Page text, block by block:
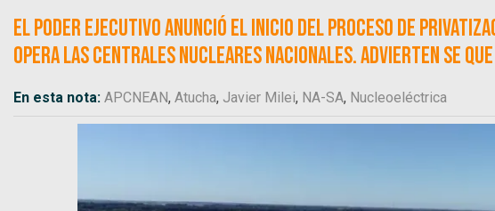
El Poder Ejecutivo anunció el inicio del proceso de
opera las centrales nucleares nacionales. Advierten se
En esta nota: APCNEAN, Atucha, Javier Milei, NA-SA, Nucleoeléctrica